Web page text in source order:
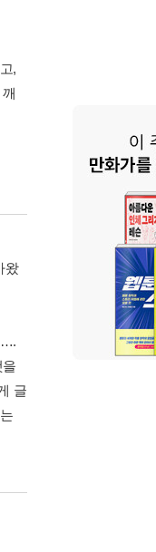
,
왔
….
글